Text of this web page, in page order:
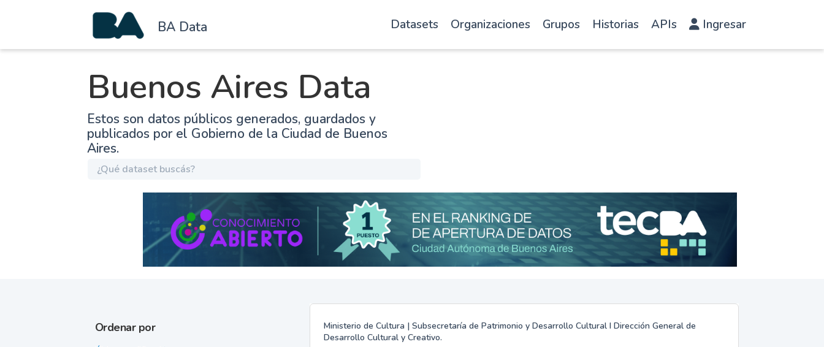
BA Data Datasets Organizaciones Grupos Historias APIs Ingresar
Buenos Aires Data
Estos son datos públicos generados, guardados y
publicados por el Gobierno de la Ciudad de Buenos
Aires.
Ordenar por
Ministerio de Cultura | Subsecretaría de Patrimonio y Desarrollo Cultural I Dirección General de
Desarrollo Cultural y Creativo.